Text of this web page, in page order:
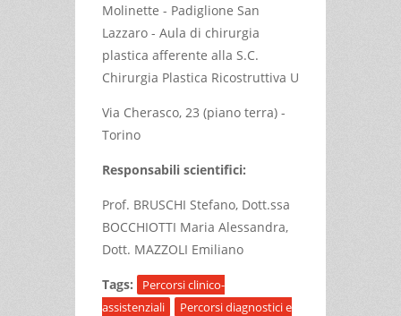
Molinette - Padiglione San
Lazzaro - Aula di chirurgia
plastica afferente alla S.C.
Chirurgia Plastica Ricostruttiva U
Via Cherasco, 23 (piano terra) -
Torino
Responsabili scientifici:
Prof. BRUSCHI Stefano, Dott.ssa
BOCCHIOTTI Maria Alessandra,
Dott. MAZZOLI Emiliano
Tags:
Percorsi clinico-
assistenziali
Percorsi diagnostici e